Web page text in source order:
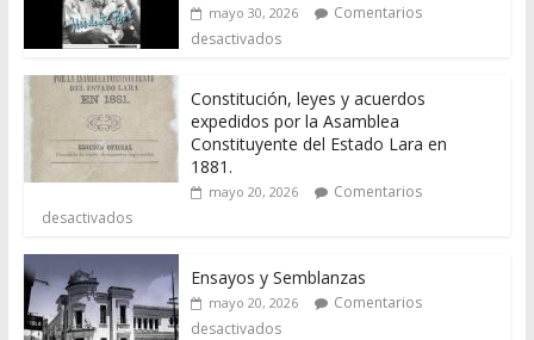
mayo 30, 2026
Comentarios
desactivados
Constitución, leyes y acuerdos
expedidos por la Asamblea
Constituyente del Estado Lara en
1881.
mayo 20, 2026
Comentarios
desactivados
Ensayos y Semblanzas
mayo 20, 2026
Comentarios
desactivados